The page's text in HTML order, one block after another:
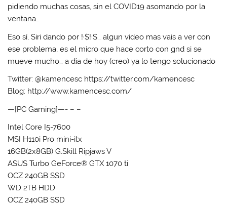
pidiendo muchas cosas, sin el COVID19 asomando por la
ventana…
Eso sí, Siri dando por !·$!·$… algun video mas vais a ver con
ese problema, es el micro que hace corto con gnd si se
mueve mucho… a dia de hoy (creo) ya lo tengo solucionado
Twitter: @kamencesc https://twitter.com/kamencesc
Blog: http://www.kamencesc.com/
—[PC Gaming]—- – –
Intel Core I5-7600
MSI H110i Pro mini-itx
16GB(2x8GB) G.Skill Ripjaws V
ASUS Turbo GeForce® GTX 1070 ti
OCZ 240GB SSD
WD 2TB HDD
OCZ 240GB SSD